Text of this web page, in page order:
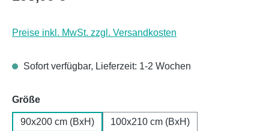
Preise inkl. MwSt. zzgl. Versandkosten
Sofort verfügbar, Lieferzeit: 1-2 Wochen
Größeauswählen
90x200 cm (BxH)
100x210 cm (BxH)